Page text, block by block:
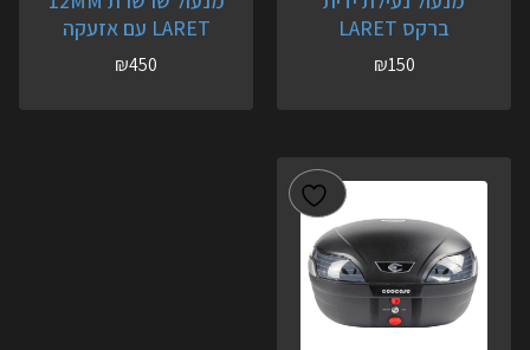
ברקס LARET
₪150
LARET עם אזעקה
₪450